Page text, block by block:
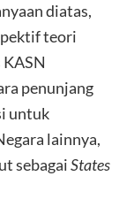
diatas,
teori
penunjang
untuk
lainnya,
sebagaiStates